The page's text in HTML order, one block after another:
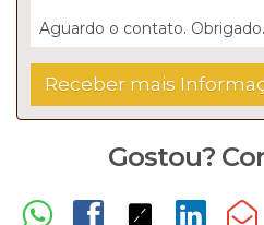
Gostou?